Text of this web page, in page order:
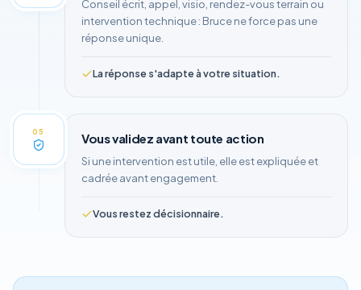
Conseil écrit, appel, visio, rendez-vous terrain ou
intervention technique : Bruce ne force pas une
réponse unique.
La réponse s'adapte à votre situation.
05 Vous validez avant toute action
Si une intervention est utile, elle est expliquée et
cadrée avant engagement.
Vous restez décisionnaire.